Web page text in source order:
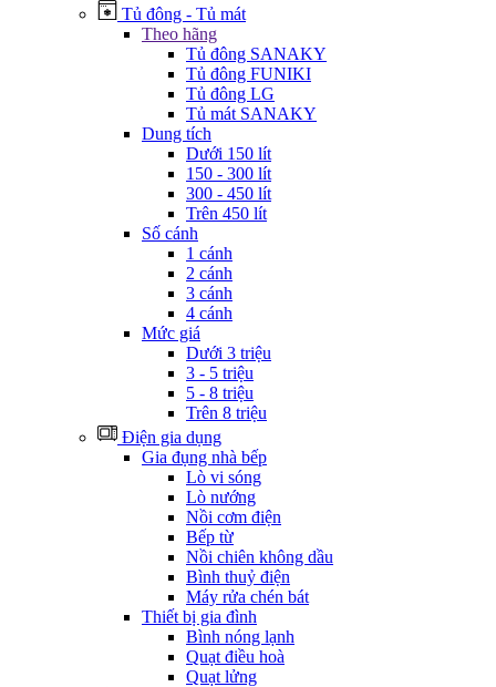
Tủ đông - Tủ mát
Theo hãng
Tủ đông SANAKY
Tủ đông FUNIKI
Tủ đông LG
Tủ mát SANAKY
Dung tích
Dưới 150 lít
150 - 300 lít
300 - 450 lít
Trên 450 lít
Số cánh
1 cánh
2 cánh
3 cánh
4 cánh
Mức giá
Dưới 3 triệu
3 - 5 triệu
5 - 8 triệu
Trên 8 triệu
Điện gia dụng
Gia đụng nhà bếp
Lò vi sóng
Lò nướng
Nồi cơm điện
Bếp từ
Nồi chiên không dầu
Bình thuỷ điện
Máy rửa chén bát
Thiết bị gia đình
Bình nóng lạnh
Quạt điều hoà
Quạt lửng